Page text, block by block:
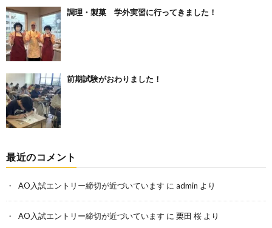
調理・製菓 学外実習に行ってきました！
前期試験がおわりました！
最近のコメント
AO入試エントリー締切が近づいています に admin より
AO入試エントリー締切が近づいています に 栗田 桜 より